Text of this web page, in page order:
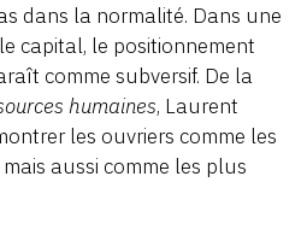
dans la normalité. Dans une
capital, le positionnement
comme subversif. De la
humaines, Laurent
les ouvriers comme les
aussi comme les plus